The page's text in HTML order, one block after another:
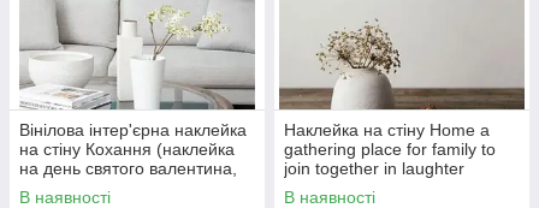
Вінілова інтер'єрна наклейка
на стіну Кохання (наклейка
на день святого валентина,
цитати про любов)
В наявності
Наклейка на стіну Home a
gathering place for family to
join together in laughter
В наявності